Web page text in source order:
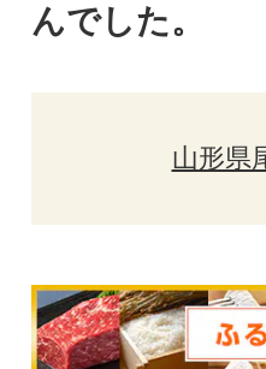
んでした。
山形県